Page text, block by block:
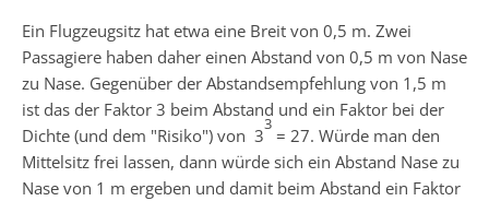
Ein Flugzeugsitz hat etwa eine Breit von 0,5 m. Zwei
Passagiere haben daher einen Abstand von 0,5 m von Nase
zu Nase. Gegenüber der Abstandsempfehlung von 1,5 m
ist das der Faktor 3 beim Abstand und ein Faktor bei der
Dichte (und dem "Risiko") von 3
3
= 27. Würde man den
Mittelsitz frei lassen, dann würde sich ein Abstand Nase zu
Nase von 1 m ergeben und damit beim Abstand ein Faktor